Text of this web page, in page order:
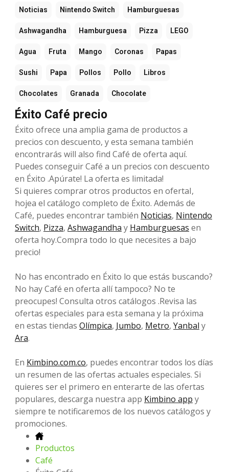
Noticias Nintendo Switch Hamburguesas
Ashwagandha Hamburguesa Pizza LEGO
Agua Fruta Mango Coronas Papas
Sushi Papa Pollos Pollo Libros
Chocolates Granada Chocolate
Éxito Café precio
Éxito ofrece una amplia gama de productos a
precios con descuento, y esta semana también
encontrarás will also find Café de oferta aquí.
Puedes conseguir Café a un precios con descuento
en Éxito .Apúrate! La oferta es limitada!
Si quieres comprar otros productos en ofertaI,
hojea el catálogo completo de Éxito. Además de
Café, puedes encontrar también Noticias, Nintendo
Switch, Pizza, Ashwagandha y Hamburguesas en
oferta hoy.Compra todo lo que necesites a bajo
precio!
No has encontrado en Éxito lo que estás buscando?
No hay Café en oferta allí tampoco? No te
preocupes! Consulta otros catálogos .Revisa las
ofertas especiales para esta semana y la próxima
en estas tiendas Olímpica, Jumbo, Metro, Yanbal y
Ara.
En Kimbino.com.co, puedes encontrar todos los días
un resumen de las ofertas actuales especiales. Si
quieres ser el primero en enterarte de las ofertas
populares, descarga nuestra app Kimbino app y
siempre te notificaremos de los nuevos catálogos y
promociones.
Productos
Café